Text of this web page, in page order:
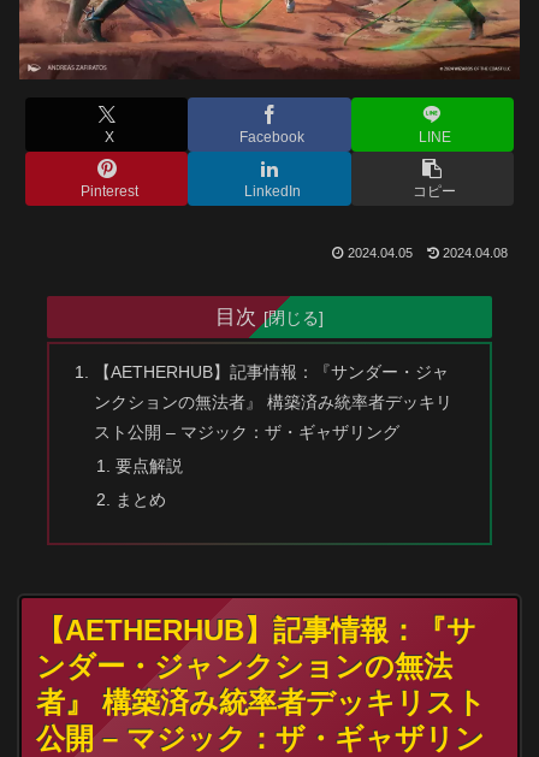
X Facebook LINE
Pinterest LinkedIn コピー
2024.04.05 2024.04.08
目次
【AETHERHUB】記事情報：『サンダー・ジャ
ンクションの無法者』 構築済み統率者デッキリ
スト公開 – マジック：ザ・ギャザリング
要点解説
まとめ
【AETHERHUB】記事情報：『サ
ンダー・ジャンクションの無法
者』 構築済み統率者デッキリスト
公開 – マジック：ザ・ギャザリン